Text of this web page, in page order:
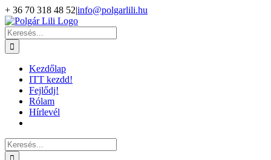
Kihagyás
+ 36 70 318 48 52|info@polgarlili.hu
Keresés...
Kezdőlap
ITT kezdd!
Fejlődj!
Rólam
Hírlevél
Keresés...